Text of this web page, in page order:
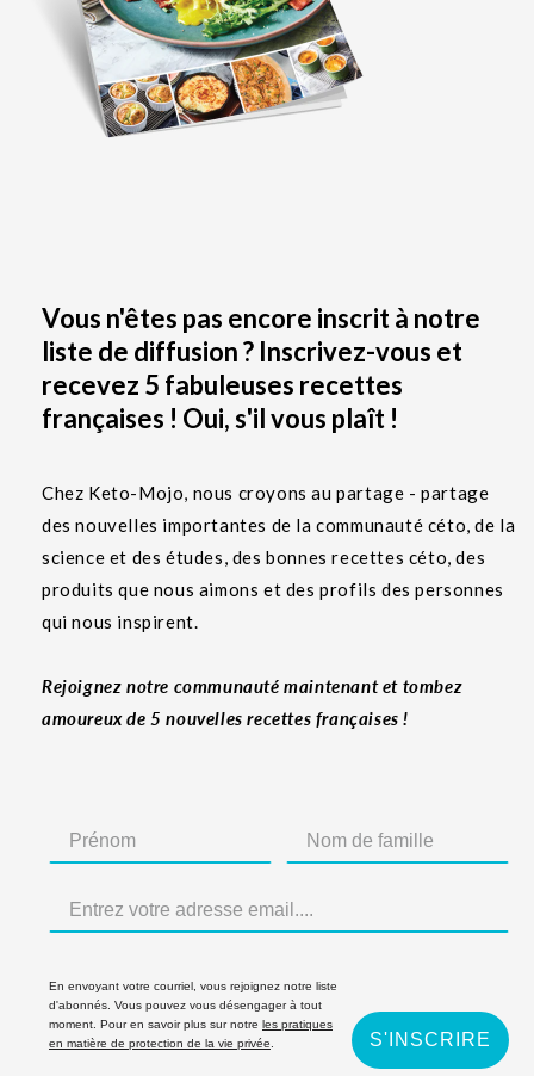
Vous n'êtes pas encore inscrit à notre
liste de diffusion ? Inscrivez-vous et
recevez 5 fabuleuses recettes
françaises ! Oui, s'il vous plaît !
Chez Keto-Mojo, nous croyons au partage - partage
des nouvelles importantes de la communauté céto, de la
science et des études, des bonnes recettes céto, des
produits que nous aimons et des profils des personnes
qui nous inspirent.
Rejoignez notre communauté maintenant et tombez
amoureux de 5 nouvelles recettes françaises !
En envoyant votre courriel, vous rejoignez notre liste
d'abonnés. Vous pouvez vous désengager à tout
moment. Pour en savoir plus sur notre les pratiques
en matière de protection de la vie privée
S'INSCRIRE